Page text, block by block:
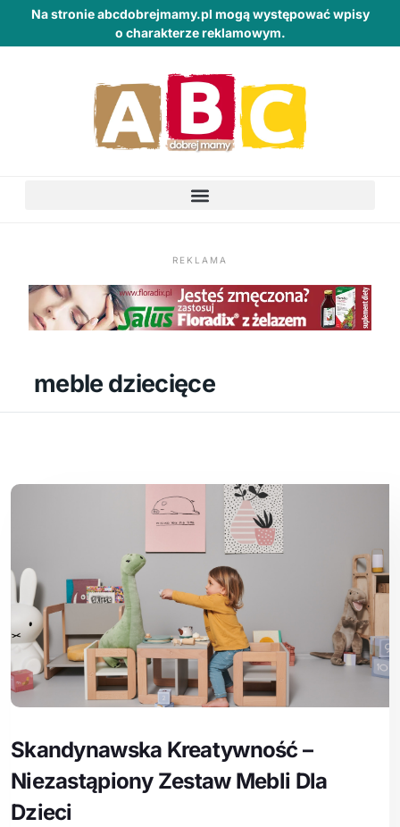
Na stronie abcdobrejmamy.pl mogą występować wpisy
o charakterze reklamowym.
REKLAMA
meble dziecięce
Skandynawska Kreatywność –
Niezastąpiony Zestaw Mebli Dla
Dzieci